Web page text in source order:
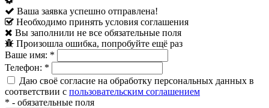
Ваша заявка успешно отправлена!
Необходимо принять условия соглашения
Вы заполнили не все обязательные поля
Произошла ошибка, попробуйте ещё раз
Ваше имя: *
Телефон: *
Даю своё согласие на обработку персональных данных в
соответствии с пользовательским соглашением
* - обязательные поля